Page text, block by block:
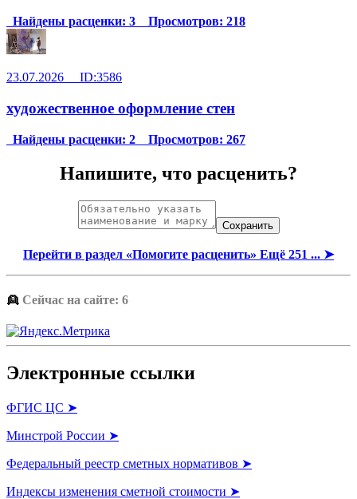
Найдены расценки: 3 Просмотров: 218
23.07.2026 ID:3586
художественное оформление стен
Найдены расценки: 2 Просмотров: 267
Напишите, что расценить?
Перейти в раздел «Помогите расценить» Ещё 251 ... ➤
👱 Сейчас на сайте: 6
Электронные ссылки
ФГИС ЦС ➤
Минстрой России ➤
Федеральный реестр сметных нормативов ➤
Индексы изменения сметной стоимости ➤